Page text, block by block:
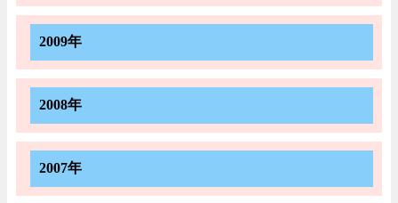
2009年
2008年
2007年